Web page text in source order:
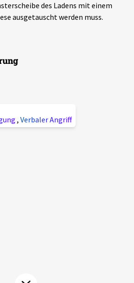
des Ladens mit einem
ausgetauscht werden muss.
, Verbaler Angriff